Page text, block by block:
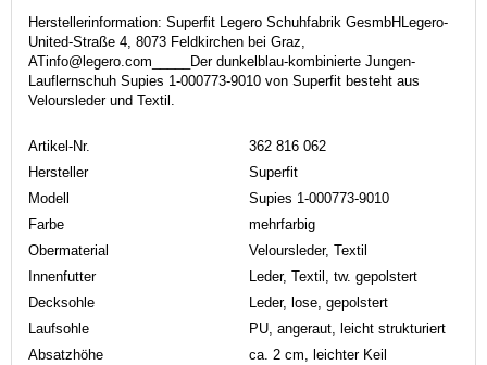
Herstellerinformation: Superfit Legero Schuhfabrik GesmbHLegero-
United-Straße 4, 8073 Feldkirchen bei Graz,
ATinfo@legero.com_____Der dunkelblau-kombinierte Jungen-
Lauflernschuh Supies 1-000773-9010 von Superfit besteht aus
Veloursleder und Textil.
Artikel-Nr.
362 816 062
Hersteller
Superfit
Modell
Supies 1-000773-9010
Farbe
mehrfarbig
Obermaterial
Veloursleder, Textil
Innenfutter
Leder, Textil, tw. gepolstert
Decksohle
Leder, lose, gepolstert
Laufsohle
PU, angeraut, leicht strukturiert
Absatzhöhe
ca. 2 cm, leichter Keil